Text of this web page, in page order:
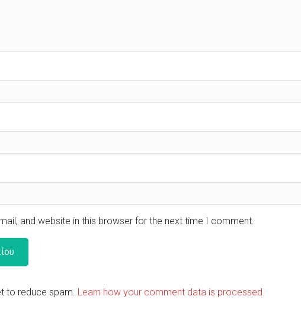
and website in this browser for the next time I comment.
to reduce spam. Learn how your comment data is processed.